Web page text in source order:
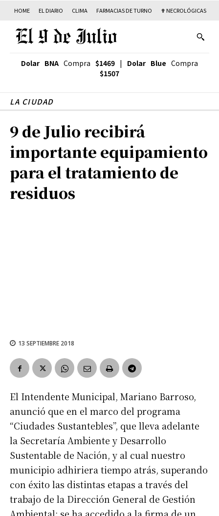
HOME EL DIARIO CLIMA FARMACIAS DE TURNO ✟ NECROLÓGICAS
Dolar BNA Compra $1469 | Dolar Blue Compra
$1507
LA CIUDAD
9 de Julio recibirá
importante equipamiento
para el tratamiento de
residuos
13 SEPTIEMBRE 2018
El Intendente Municipal, Mariano Barroso,
anunció que en el marco del programa
“Ciudades Sustantebles”, que lleva adelante
la Secretaría Ambiente y Desarrollo
Sustentable de Nación, y al cual nuestro
municipio adhiriera tiempo atrás, superando
con éxito las distintas etapas a través del
trabajo de la Dirección General de Gestión